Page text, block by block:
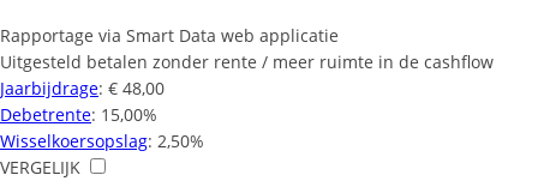
Rapportage via Smart Data web applicatie
Uitgesteld betalen zonder rente / meer ruimte in de cashflow
Jaarbijdrage: € 48,00
Debetrente: 15,00%
Wisselkoersopslag: 2,50%
VERGELIJK